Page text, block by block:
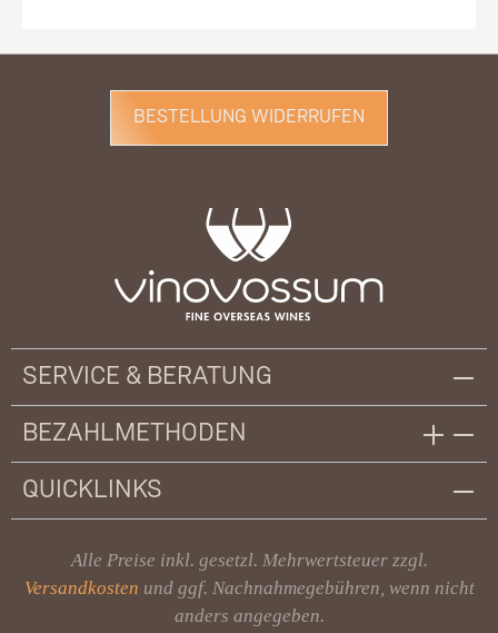
BESTELLUNG WIDERRUFEN
SERVICE & BERATUNG
BEZAHLMETHODEN
QUICKLINKS
Alle Preise inkl. gesetzl. Mehrwertsteuer zzgl.
Versandkosten und ggf. Nachnahmegebühren, wenn nicht
anders angegeben.